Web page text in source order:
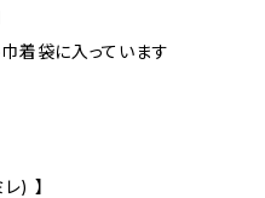
着袋に入っています
) 】